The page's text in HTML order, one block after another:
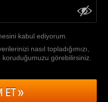
kabul ediyorum.
nasıl topladığımızı,
koruduğumuzu görebilirsiniz
ET